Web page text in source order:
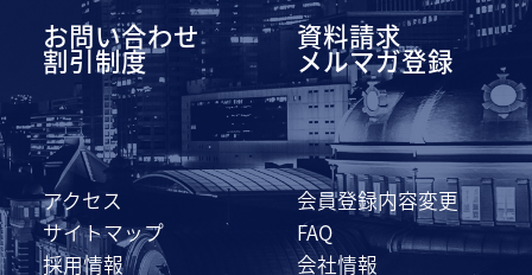
お問い合わせ 資料請求
割引制度 メルマガ登録
アクセス
会員登録内容変更
サイトマップ
FAQ
採用情報
会社情報